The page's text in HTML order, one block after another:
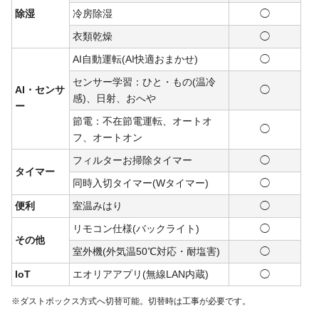
除湿
冷房除湿
◯
衣類乾燥
◯
AI・センサ
ー
AI自動運転(AI快適おまかせ)
◯
センサー学習：ひと・もの(温冷
感)、日射、おへや
◯
節電：不在節電運転、オートオ
フ、オートオン
◯
タイマー
フィルターお掃除タイマー
◯
同時入切タイマー(Wタイマー)
◯
便利
室温みはり ◯
その他
リモコン仕様(バックライト)
◯
室外機(外気温50℃対応・耐塩害)
◯
IoT
エオリアアプリ(無線LAN内蔵) ◯
※ダストボックス方式へ切替可能。切替時は工事が必要です。